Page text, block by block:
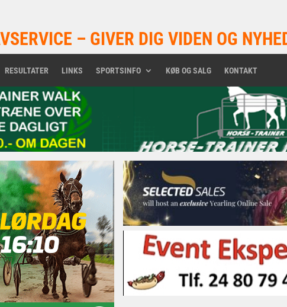
– GIVER DIG VIDEN OG
RESULTATER LINKS SPORTSINFO KØB OG SALG KONTAKT